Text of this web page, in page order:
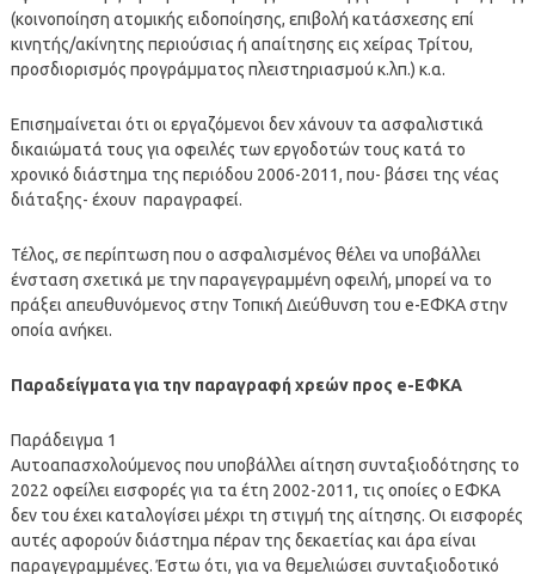
(κοινοποίηση ατομικής ειδοποίησης, επιβολή κατάσχεσης επί
κινητής/ακίνητης περιούσιας ή απαίτησης εις χείρας Τρίτου,
προσδιορισμός προγράμματος πλειστηριασμού κ.λπ.) κ.α.
Επισημαίνεται ότι οι εργαζόμενοι δεν χάνουν τα ασφαλιστικά
δικαιώματά τους για οφειλές των εργοδοτών τους κατά το
χρονικό διάστημα της περιόδου 2006-2011, που- βάσει της νέας
διάταξης- έχουν παραγραφεί.
Τέλος, σε περίπτωση που ο ασφαλισμένος θέλει να υποβάλλει
ένσταση σχετικά με την παραγεγραμμένη οφειλή, μπορεί να το
πράξει απευθυνόμενος στην Τοπική Διεύθυνση του e-ΕΦΚΑ στην
οποία ανήκει.
Παραδείγματα για την παραγραφή χρεών προς e-ΕΦΚΑ
Παράδειγμα 1
Αυτοαπασχολούμενος που υποβάλλει αίτηση συνταξιοδότησης το
2022 οφείλει εισφορές για τα έτη 2002-2011, τις οποίες ο ΕΦΚΑ
δεν του έχει καταλογίσει μέχρι τη στιγμή της αίτησης. Οι εισφορές
αυτές αφορούν διάστημα πέραν της δεκαετίας και άρα είναι
παραγεγραμμένες. Έστω ότι, για να θεμελιώσει συνταξιοδοτικό